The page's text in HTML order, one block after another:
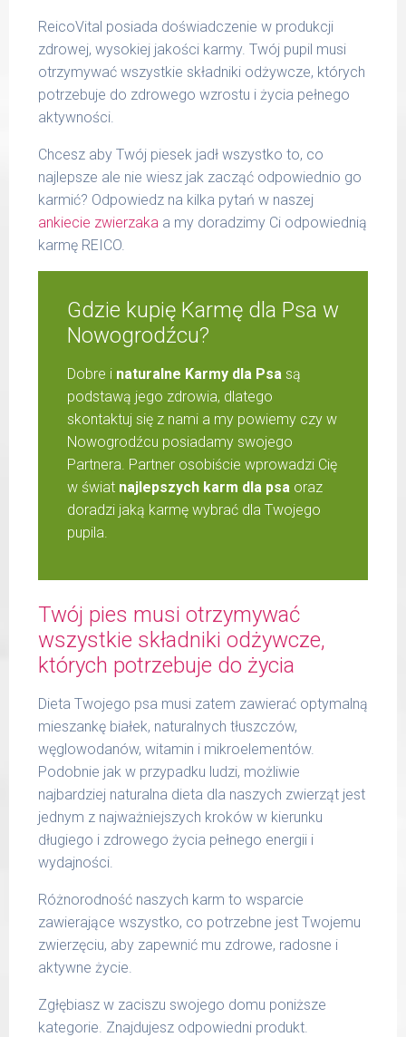
ReicoVital posiada doświadczenie w produkcji
zdrowej, wysokiej jakości karmy. Twój pupil musi
otrzymywać wszystkie składniki odżywcze, których
potrzebuje do zdrowego wzrostu i życia pełnego
aktywności.
Chcesz aby Twój piesek jadł wszystko to, co
najlepsze ale nie wiesz jak zacząć odpowiednio go
karmić? Odpowiedz na kilka pytań w naszej
ankiecie zwierzaka a my doradzimy Ci odpowiednią
karmę REICO.
Gdzie kupię Karmę dla Psa w
Nowogrodźcu?
Dobre i naturalne Karmy dla Psa są
podstawą jego zdrowia, dlatego
skontaktuj się z nami a my powiemy czy w
Nowogrodźcu posiadamy swojego
Partnera. Partner osobiście wprowadzi Cię
w świat najlepszych karm dla psa oraz
doradzi jaką karmę wybrać dla Twojego
pupila.
Twój pies musi otrzymywać
wszystkie składniki odżywcze,
których potrzebuje do życia
Dieta Twojego psa musi zatem zawierać optymalną
mieszankę białek, naturalnych tłuszczów,
węglowodanów, witamin i mikroelementów.
Podobnie jak w przypadku ludzi, możliwie
najbardziej naturalna dieta dla naszych zwierząt jest
jednym z najważniejszych kroków w kierunku
długiego i zdrowego życia pełnego energii i
wydajności.
Różnorodność naszych karm to wsparcie
zawierające wszystko, co potrzebne jest Twojemu
zwierzęciu, aby zapewnić mu zdrowe, radosne i
aktywne życie.
Zgłębiasz w zaciszu swojego domu poniższe
kategorie. Znajdujesz odpowiedni produkt.